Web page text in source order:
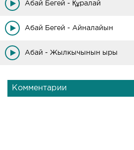
Абай Бегей - Құралай
Абай Бегей - Айналайын
Абай - Жылкычынын ыры
Комментарии